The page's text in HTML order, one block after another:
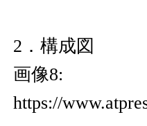
2．構成図
画像8:
https://